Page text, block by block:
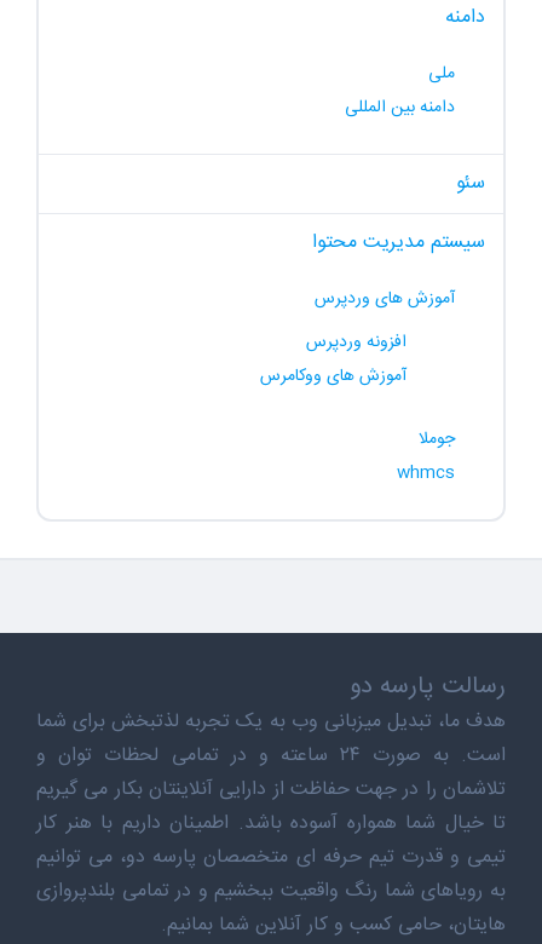
دامنه
ملی
دامنه بین المللی
سئو
سیستم مدیریت محتوا
آموزش های وردپرس
افزونه وردپرس
آموزش های ووکامرس
جوملا
whmcs
رسالت پارسه دو
هدف ما، تبدیل میزبانی وب به یک تجربه لذتبخش برای شما
است. به صورت ۲۴ ساعته و در تمامی لحظات توان و
تلاشمان را در جهت حفاظت از دارایی آنلاینتان بکار می گیریم
تا خیال شما همواره آسوده باشد. اطمینان داریم با هنر کار
تیمی و قدرت تیم حرفه ای متخصصان پارسه دو، می توانیم
به رویاهای شما رنگ واقعیت ببخشیم و در تمامی بلندپروازی
هایتان، حامی کسب و کار آنلاین شما بمانیم.